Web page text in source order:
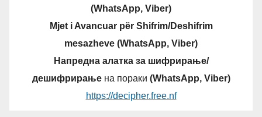
(WhatsApp, Viber)
Mjet i Avancuar për Shifrim/Deshifrim
mesazheve (WhatsApp, Viber)
Напредна алатка за шифрирање/
дешифрирањена пораки (WhatsApp, Viber)
https://decipher.free.nf